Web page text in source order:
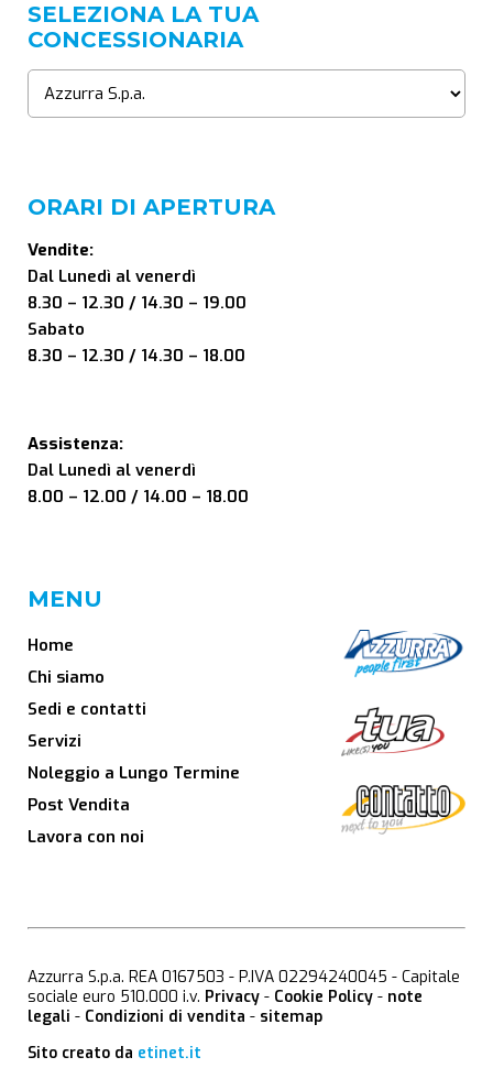
SELEZIONA LA TUA
CONCESSIONARIA
ORARI DI APERTURA
Vendite:
Dal Lunedì al venerdì
8.30 – 12.30 / 14.30 – 19.00
Sabato
8.30 – 12.30 / 14.30 – 18.00
Assistenza:
Dal Lunedì al venerdì
8.00 – 12.00 / 14.00 – 18.00
MENU
Home
Chi siamo
Sedi e contatti
Servizi
Noleggio a Lungo Termine
Post Vendita
Lavora con noi
Azzurra S.p.a. REA 0167503 - P.IVA 02294240045 - Capitale
sociale euro 510.000 i.v. Privacy - Cookie Policy - note
legali - Condizioni di vendita - sitemap
Sito creato da etinet.it